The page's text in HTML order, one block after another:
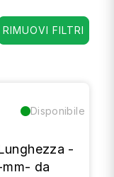
RIMUOVI FILTRI
Disponibile
-
da